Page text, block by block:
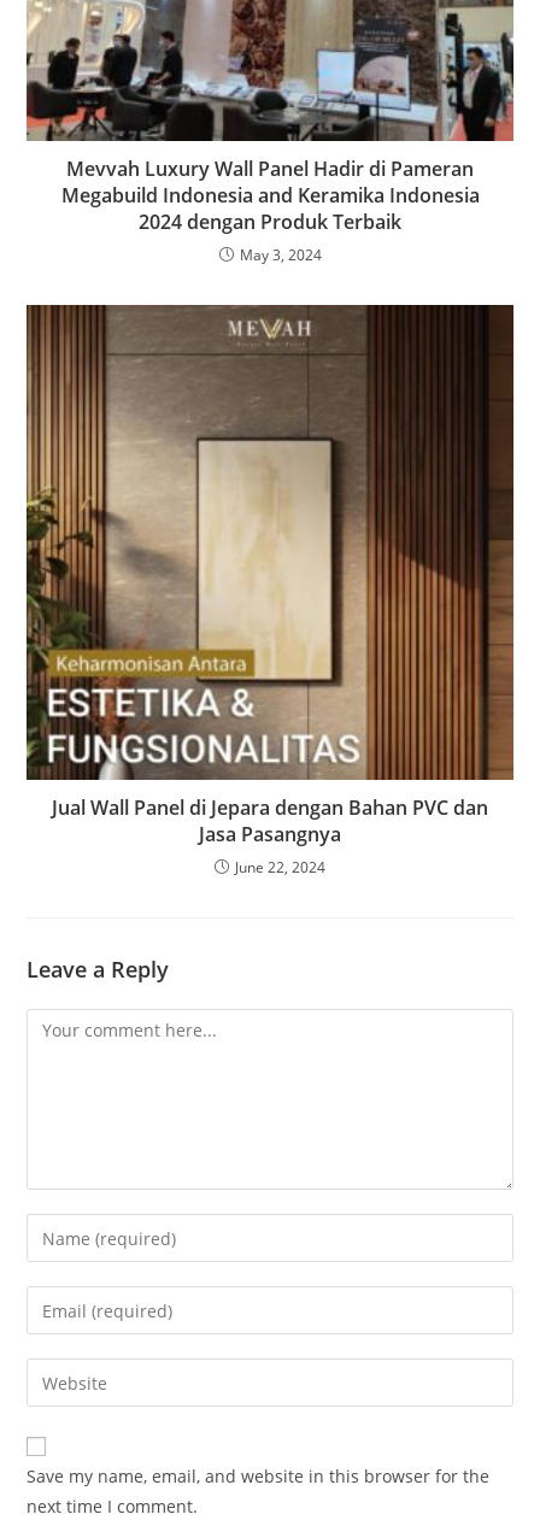
Mevvah Luxury Wall Panel Hadir di Pameran
Megabuild Indonesia and Keramika Indonesia
2024 dengan Produk Terbaik
May 3, 2024
Jual Wall Panel di Jepara dengan Bahan PVC dan
Jasa Pasangnya
June 22, 2024
Leave a Reply
Comment
Enter
your
name
comment
Enter
your
email
address
comment
Enter
your
website
URL
(optional)
Save my name, email, and website in this browser for the
next time I comment.